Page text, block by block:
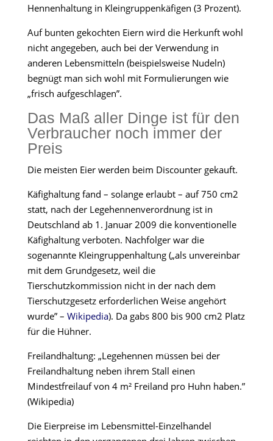
Hennenhaltung in Kleingruppenkäfigen (3 Prozent).
Auf bunten gekochten Eiern wird die Herkunft wohl
nicht angegeben, auch bei der Verwendung in
anderen Lebensmitteln (beispielsweise Nudeln)
begnügt man sich wohl mit Formulierungen wie
„frisch aufgeschlagen”.
Das Maß aller Dinge ist für den
Verbraucher noch immer der
Preis
Die meisten Eier werden beim Discounter gekauft.
Käfighaltung fand – solange erlaubt – auf 750 cm2
statt, nach der Legehennenverordnung ist in
Deutschland ab 1. Januar 2009 die konventionelle
Käfighaltung verboten. Nachfolger war die
sogenannte Kleingruppenhaltung („als unvereinbar
mit dem Grundgesetz, weil die
Tierschutzkommission nicht in der nach dem
Tierschutzgesetz erforderlichen Weise angehört
wurde” – Wikipedia). Da gabs 800 bis 900 cm2 Platz
für die Hühner.
Freilandhaltung: „Legehennen müssen bei der
Freilandhaltung neben ihrem Stall einen
Mindestfreilauf von 4 m² Freiland pro Huhn haben.”
(Wikipedia)
Die Eierpreise im Lebensmittel-Einzelhandel